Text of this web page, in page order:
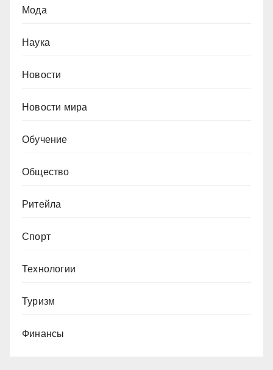
Мода
Наука
Новости
Новости мира
Обучение
Общество
Ритейла
Спорт
Технологии
Туризм
Финансы